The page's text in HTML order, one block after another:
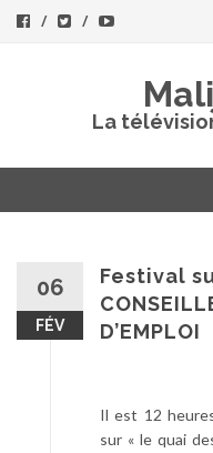
La
06
FÉV
Festival
D’EMPLOI
Il est 12
sur « le quai